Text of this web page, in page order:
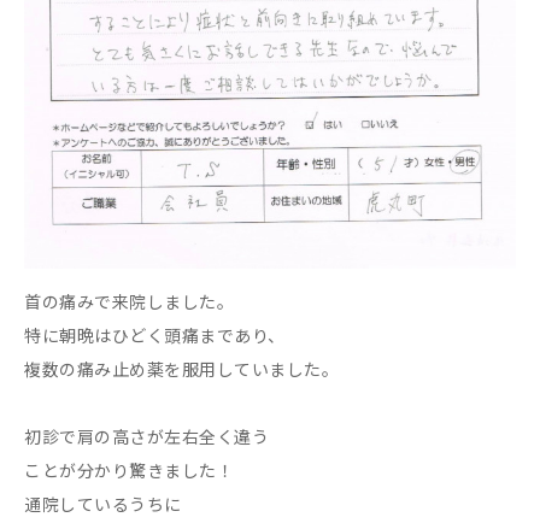
首の痛みで来院しました。
特に朝晩はひどく頭痛まであり、
複数の痛み止め薬を服用していました。
初診で肩の高さが左右全く違う
ことが分かり驚きました！
通院しているうちに